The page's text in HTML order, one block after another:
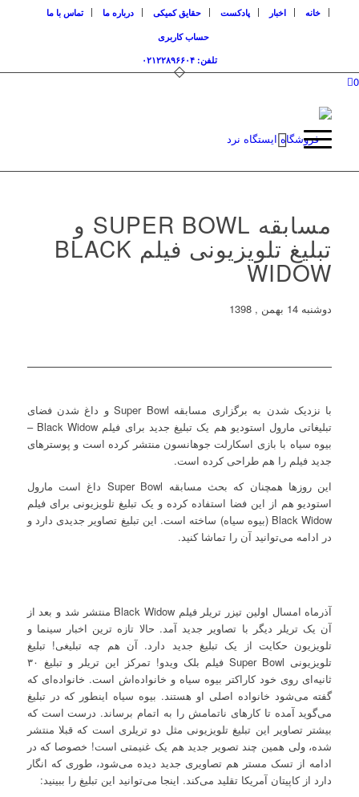
خانه اخبار پادکست حقایق کمیکی درباره ما
تماس با ما
حساب کاربری
تلفن: ۰۲۱۲۲۸۹۶۶۰۴
0
مسابقه SUPER BOWL و
تبلیغ تلویزیونی فیلم BLACK
WIDOW
دوشنبه 14 بهمن , 1398
با نزدیک شدن به برگزاری مسابقه Super Bowl و داغ شدن فضای
تبلیغاتی مارول استودیو هم یک تبلیغ جدید برای فیلم Black Widow –
بیوه سیاه با بازی اسکارلت جوهانسون منتشر کرده است و پوسترهای
جدید فیلم را هم طراحی کرده است.
این روزها همچنان که بحث مسابقه Super Bowl داغ است مارول
استودیو هم از این فضا استفاده کرده و یک تبلیغ تلویزیونی برای فیلم
Black Widow (بیوه سیاه) ساخته است. این تبلیغ تصاویر جدیدی دارد و
در ادامه می‌توانید آن را تماشا کنید.
آذرماه امسال اولین تیزر تریلر فیلم Black Widow منتشر شد و بعد از
آن یک تریلر دیگر با تصاویر جدید آمد. حالا تازه ترین اخبار سینما و
تلویزیون حکایت از یک تبلیغ جدید دارد. آن هم چه تبلیغی! تبلیغ
تلویزیونی Super Bowl فیلم بلک ویدو! تمرکز این تریلر و تبلیغ ۳۰
ثانیه‌ای روی خود کاراکتر بیوه سیاه و خانواده‌اش است. خانواده‌ای که
گفته می‌شود خانواده اصلی او هستند. بیوه سیاه اینطور که در تبلیغ
می‌گوید آمده تا کارهای ناتمامش را به اتمام برساند. درست است که
بیشتر تصاویر این تبلیغ تلویزیونی مثل دو تریلری است که قبلا منتشر
شده، ولی همین چند تصویر جدید هم یک غنیمتی است! خصوصا که در
ادامه از تسک مستر هم تصاویری جدید دیده می‌شود، طوری که انگار
دارد از کاپیتان آمریکا تقلید می‌کند. اینجا می‌توانید این تبلیغ را ببینید: